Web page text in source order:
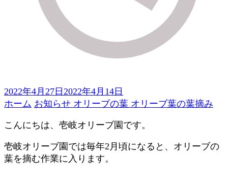
2022年4月27日 2022年4月14日
ホーム お知らせ オリーブの葉 オリーブ葉の葉摘み
こんにちは、壱岐オリーブ園です。
壱岐オリーブ園では毎年2月頃になると、オリーブの
葉を摘む作業に入ります。